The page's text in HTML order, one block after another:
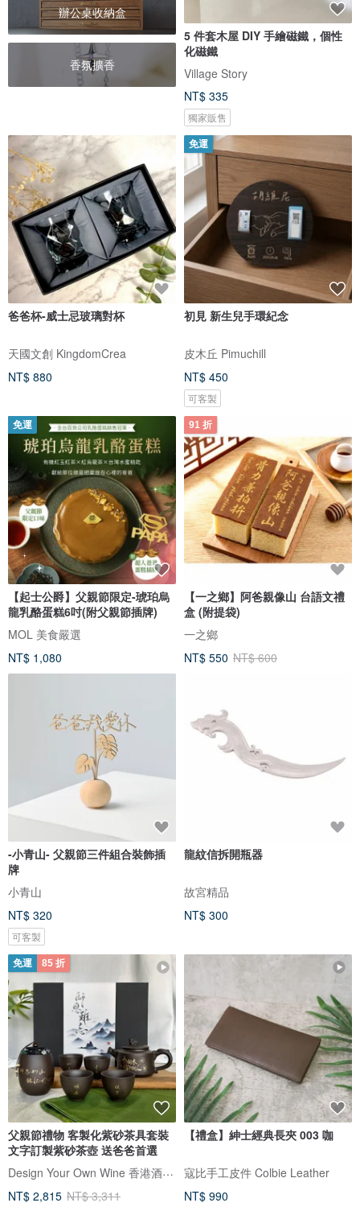
辦公桌收納盒
香氛擴香
5 件套木屋 DIY 手繪磁鐵，個性
化磁鐵
Village Story
NT$ 335
獨家販售
爸爸杯-威士忌玻璃對杯
天國文創 KingdomCrea
NT$ 880
免運
初見 新生兒手環紀念
皮木丘 Pimuchill
NT$ 450
可客製
免運
【起士公爵】父親節限定-琥珀烏
龍乳酪蛋糕6吋(附父親節插牌)
MOL 美食嚴選
NT$ 1,080
91 折
【一之鄉】阿爸親像山 台語文禮
盒 (附提袋)
一之鄉
NT$ 550 NT$ 600
-小青山- 父親節三件組合裝飾插
牌
小青山
NT$ 320
可客製
龍紋信拆開瓶器
故宮精品
NT$ 300
免運 85 折
父親節禮物 客製化紫砂茶具套裝
文字訂製紫砂茶壺 送爸爸首選
Design Your Own Wine 香港酒瓶雕刻禮品專門店
NT$ 2,815 NT$ 3,311
【禮盒】紳士經典長夾 003 咖
寇比手工皮件 Colbie Leather
NT$ 990